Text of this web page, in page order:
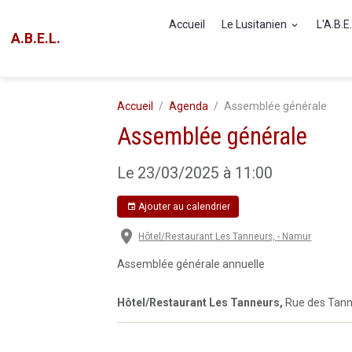
A.B.E.L.
Accueil Le Lusitanien
Accueil Agenda Assemblée générale
Assemblée générale
Le 23/03/2025 à 11:00
Ajouter au calendrier
Hôtel/Restaurant Les Tanneurs, - Namur
Assemblée générale annuelle
Hôtel/Restaurant Les Tanneurs, Rue des